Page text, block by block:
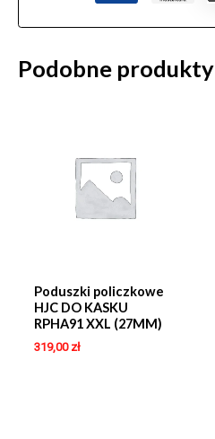
Podobne produkty
Poduszki policzkowe
HJC DO KASKU
RPHA91 XXL (27MM)
319,00 zł